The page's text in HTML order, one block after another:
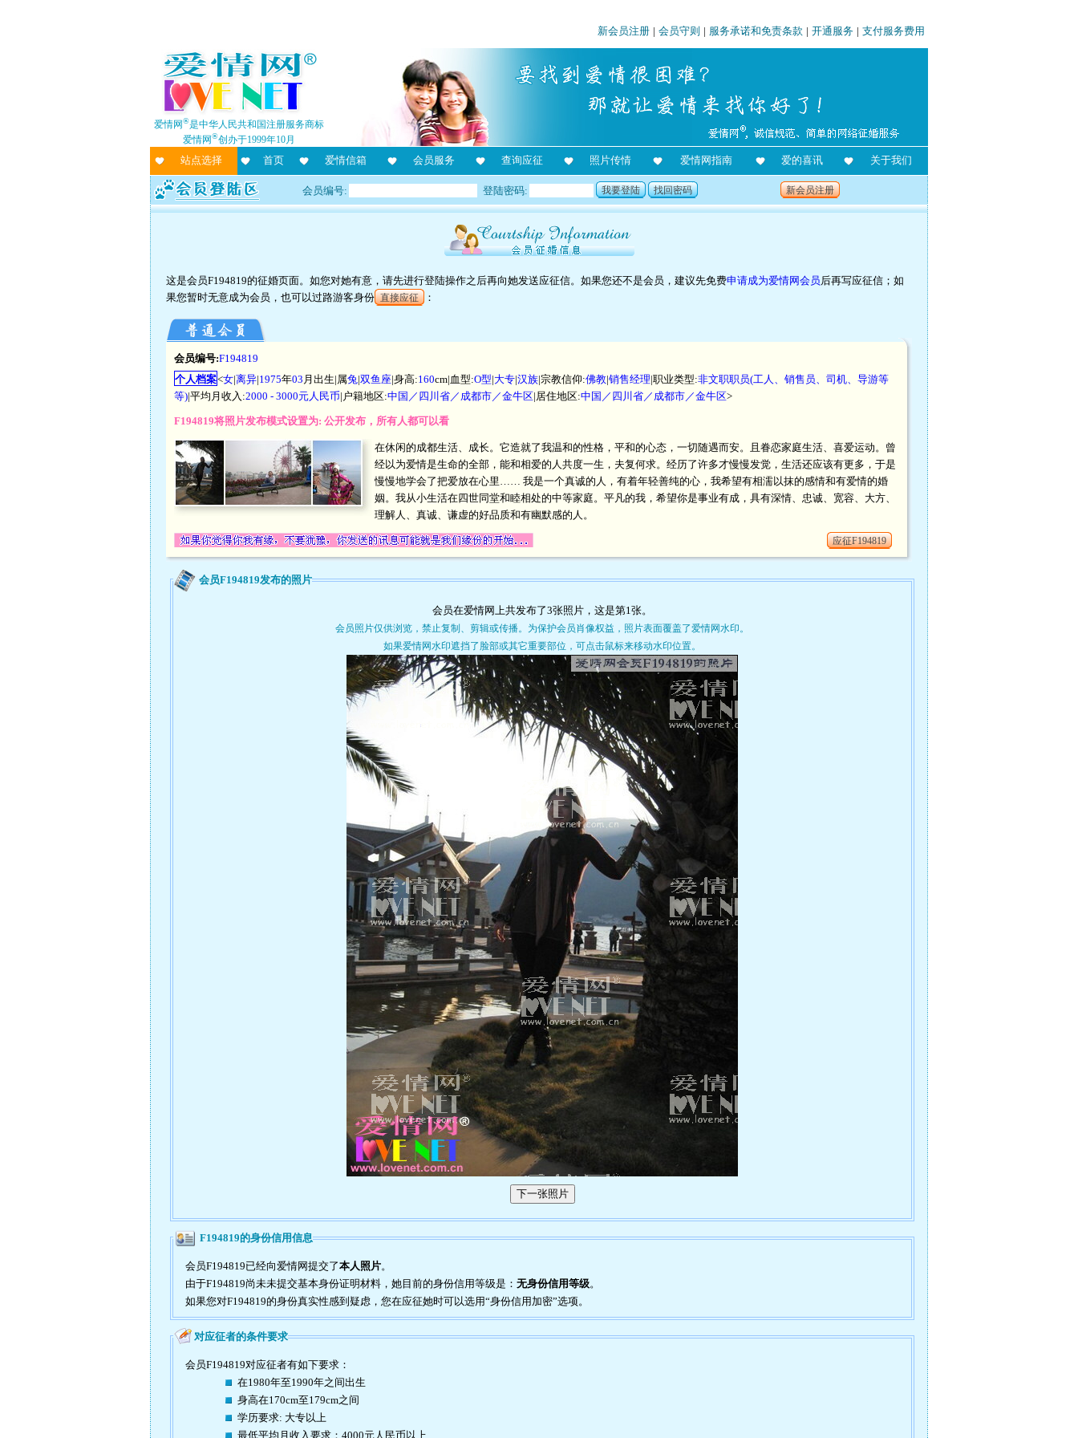
新会员注册 | 会员守则 | 服务承诺和免责条款 | 开通服务 | 支付服务费用
爱情网®是中华人民共和国注册服务商标
爱情网®创办于1999年10月
站点选择 首页 爱情信箱 会员服务 查询应征 照片传情 爱情网指南 爱的喜讯 关于我们
会员编号: 登陆密码: 我要登陆 找回密码 新会员注册
这是会员F194819的征婚页面。如您对她有意，请先进行登陆操作之后再向她发送应征信。如果您还不是会员，建议先免费申请成为爱情网会员后再写应征信；如
果您暂时无意成为会员，也可以过路游客身份 直接应征 ：
会员编号:F194819
个人档案<女|离异|1975年03 月出生|属兔|双鱼座|身高:160cm|血型:O型|大专|汉族|宗教信仰:佛教|销售经理|职业类型:非文职职员(工人、销售员、司机、导游等
等)|平均月收入:2000 - 3000元人民币|户籍地区:中国／四川省／成都市／金牛区|居住地区:中国／四川省／成都市／金牛区>
F194819将照片发布模式设置为: 公开发布，所有人都可以看
在休闲的成都生活、成长。它造就了我温和的性格，平和的心态，一切随遇而安。且眷恋家庭生活、喜爱运动。曾
经以为爱情是生命的全部，能和相爱的人共度一生，夫复何求。经历了许多才慢慢发觉，生活还应该有更多，于是
慢慢地学会了把爱放在心里…… 我是一个真诚的人，有着年轻善纯的心，我希望有相濡以抹的感情和有爱情的婚
姻。我从小生活在四世同堂和睦相处的中等家庭。平凡的我，希望你是事业有成，具有深情、忠诚、宽容、大方、
理解人、真诚、谦虚的好品质和有幽默感的人。
应征F194819
会员F194819发布的照片
会员在爱情网上共发布了3张照片，这是第1 张。
会员照片仅供浏览，禁止复制、剪辑或传播。为保护会员肖像权益，照片表面覆盖了爱情网水印。
如果爱情网水印遮挡了脸部或其它重要部位，可点击鼠标来移动水印位置。
F194819的身份信用信息
会员F194819已经向爱情网提交了本人照片。
由于F194819尚未未提交基本身份证明材料，她目前的身份信用等级是： 无身份信用等级。
如果您对F194819的身份真实性感到疑虑，您在应征她时可以选用“身份信用加密”选项。
对应征者的条件要求
会员F194819对应征者有如下要求：
在1980年至1990年之间出生
身高在170cm至179cm之间
学历要求: 大专以上
最低平均月收入要求：4000元人民币以上